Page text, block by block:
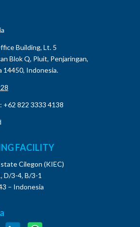
Building, Lt. 5
Blok Q, Pluit, Penjaringan,
14450, Indonesia.
+62 822 3333 4138
FACILITY
Cilegon (KIEC)
D/3-4, B/3-1
– Indonesia